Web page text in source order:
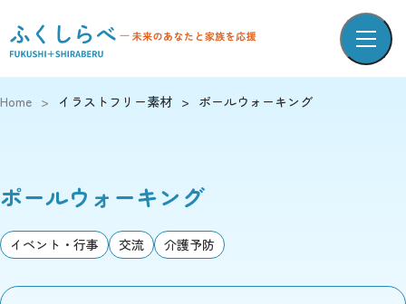
Home > イラストフリー素材 > ポールウォーキング
ポールウォーキング
イベント・行事 交流 介護予防